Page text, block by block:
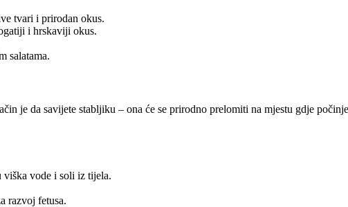
tvari i prirodan okus.
i hrskaviji okus.
salatama.
je da savijete stabljiku – ona će se prirodno prelomiti na mjestu gdje
viška vode i soli iz tijela.
razvoj fetusa.